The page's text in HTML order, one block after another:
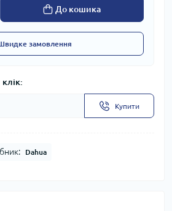
До кошика
замовлення
Купити
Dahua